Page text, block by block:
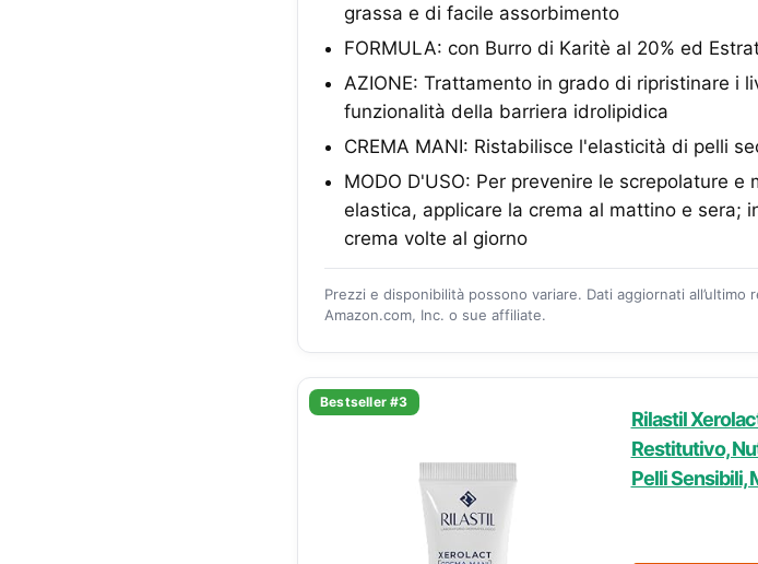
grassa e di facile assorbimento
FORMULA: con Burro di Karitè al 20% ed
AZIONE: Trattamento in grado di ripristinare i
funzionalità della barriera idrolipidica
CREMA MANI: Ristabilisce l'elasticità di pelli
MODO D'USO: Per prevenire le screpolature
elastica, applicare la crema al mattino e sera;
crema volte al giorno
Prezzi e disponibilità possono variare. Dati aggiornati
Amazon.com, Inc. o sue affiliate.
Bestseller #3
Rilastil
Restitutivo,
Pelli Sensibili,